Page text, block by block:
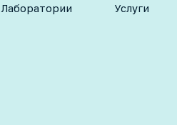
Лаборатории Услуги